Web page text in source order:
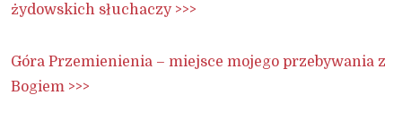
żydowskich słuchaczy >>>
Góra Przemienienia – miejsce mojego przebywania z
Bogiem >>>